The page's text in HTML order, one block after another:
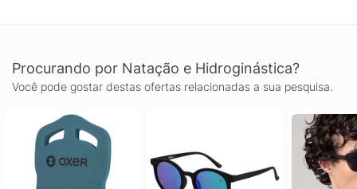
Procurando por Natação e Hidroginástica?
Você pode gostar destas ofertas relacionadas a sua pesquisa.